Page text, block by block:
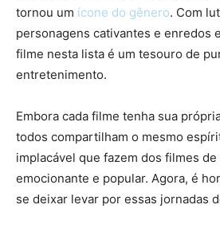
tornou um ícone do gênero. Com
personagens cativantes e enredos
filme nesta lista é um tesouro de
entretenimento.
Embora cada filme tenha sua
todos compartilham o mesmo
implacável que fazem dos filmes
emocionante e popular. Agora, é
se deixar levar por essas jornadas